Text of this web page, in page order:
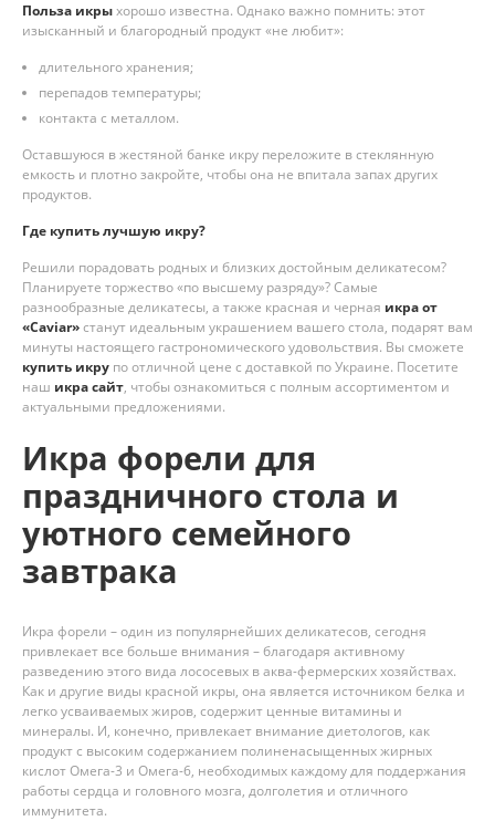
Польза икрыхорошо известна. Однако важно помнить: этот
изысканный и благородный продукт «не любит»:
длительного хранения;
перепадов температуры;
контакта с металлом.
Оставшуюся в жестяной банке икру переложите в стеклянную
емкость и плотно закройте, чтобы она не впитала запах других
продуктов.
Где купить лучшую икру?
Решили порадовать родных и близких достойным деликатесом?
Планируете торжество «по высшему разряду»? Самые
разнообразные деликатесы, а также красная и черная икра от
«Сaviar»станут идеальным украшением вашего стола, подарят вам
минуты настоящего гастрономического удовольствия. Вы сможете
купить икру по отличной цене с доставкой по Украине. Посетите
наш икра сайт, чтобы ознакомиться с полным ассортиментом и
актуальными предложениями.
Икра форели для
праздничного стола и
уютного семейного
завтрака
Икра форели – один из популярнейших деликатесов, сегодня
привлекает все больше внимания – благодаря активному
разведению этого вида лососевых в аква-фермерских хозяйствах.
Как и другие виды красной икры, она является источником белка и
легко усваиваемых жиров, содержит ценные витамины и
минералы. И, конечно, привлекает внимание диетологов, как
продукт с высоким содержанием полиненасыщенных жирных
кислот Омега-3 и Омега-6, необходимых каждому для поддержания
работы сердца и головного мозга, долголетия и отличного
иммунитета.